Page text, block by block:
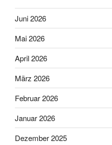
Juni 2026
Mai 2026
April 2026
März 2026
Februar 2026
Januar 2026
Dezember 2025